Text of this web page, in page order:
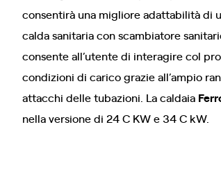
consentirà una migliore adattabilità di
calda sanitaria con scambiatore
consente all’utente di interagire col
condizioni di carico grazie all’ampio
attacchi delle tubazioni. La caldaia
nella versione di 24 C KW e 34 C kW.